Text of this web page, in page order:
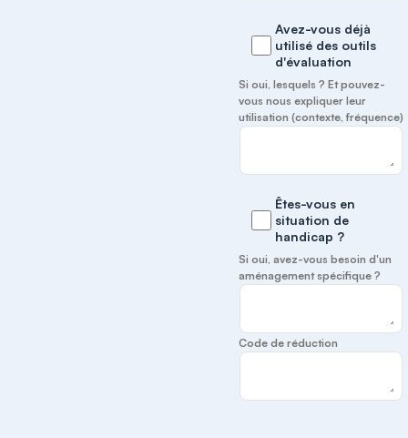
Avez-vous déjà
utilisé des outils
d'évaluation
Si oui, lesquels ? Et pouvez-
vous nous expliquer leur
utilisation (contexte, fréquence)
Êtes-vous en
situation de
handicap ?
Si oui, avez-vous besoin d'un
aménagement spécifique ?
Code de réduction